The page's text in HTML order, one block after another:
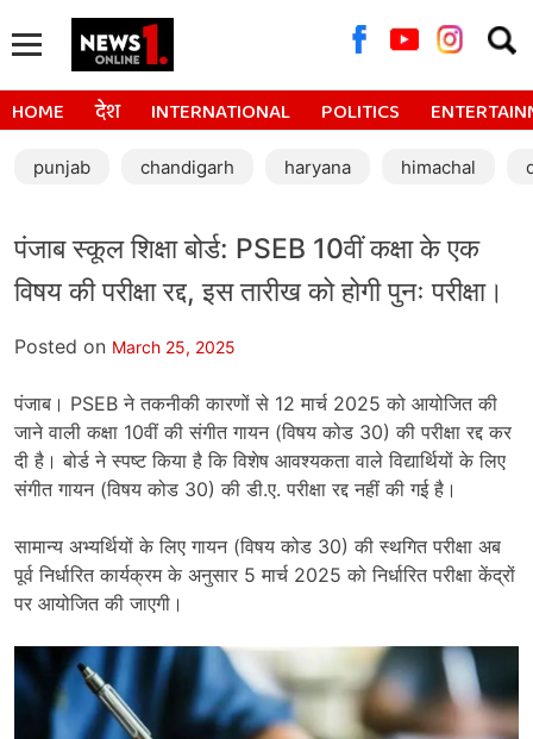
for:
HOME देश INTERNATIONAL POLITICS
punjab chandigarh haryana himachal
पंजाब स्कूल शिक्षा बोर्ड: PSEB 10वीं कक्षा के एक
विषय की परीक्षा रद्द, इस तारीख को होगी पुनः परीक्षा।
Posted on March 25, 2025
पंजाब। PSEB ने तकनीकी कारणों से 12 मार्च 2025 को आयोजित की
जाने वाली कक्षा 10वीं की संगीत गायन (विषय कोड 30) की परीक्षा रद्द कर
दी है। बोर्ड ने स्पष्ट किया है कि विशेष आवश्यकता वाले विद्यार्थियों के लिए
संगीत गायन (विषय कोड 30) की डी.ए. परीक्षा रद्द नहीं की गई है।
सामान्य अभ्यर्थियों के लिए गायन (विषय कोड 30) की स्थगित परीक्षा अब
पूर्व निर्धारित कार्यक्रम के अनुसार 5 मार्च 2025 को निर्धारित परीक्षा केंद्रों
पर आयोजित की जाएगी।